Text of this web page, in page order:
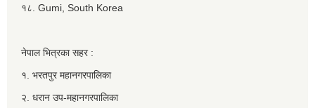
१८. Gumi, South Korea
नेपाल भित्रका सहर :
१. भरतपुर महानगरपालिका
२. धरान उप-महानगरपालिका